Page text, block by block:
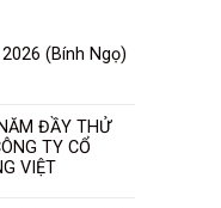
(Bính Ngọ)
ĐẦY THỬ
TY CỔ
VIỆT